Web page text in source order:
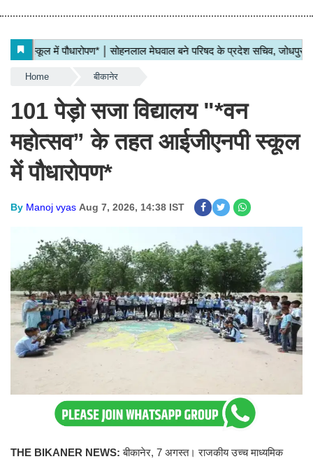
Home बीकानेर
101 पेड़ो सजा विद्यालय "*वन
महोत्सव” के तहत आईजीएनपी स्कूल
में पौधारोपण*
By Manoj vyas Aug 7, 2026, 14:38 IST
THE BIKANER NEWS:बीकानेर, 7 अगस्त। राजकीय उच्च माध्यमिक